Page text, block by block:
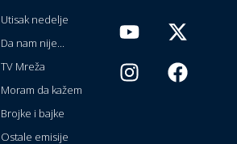
Utisak nedelje
Da nam nije...
TV Mreža
Moram da kažem
Brojke i bajke
Ostale emisije